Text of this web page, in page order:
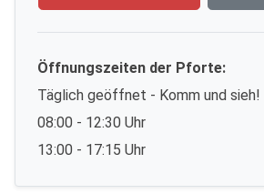
Öffnungszeiten der Pforte:
Täglich geöffnet - Komm und sieh!
08:00 - 12:30 Uhr
13:00 - 17:15 Uhr